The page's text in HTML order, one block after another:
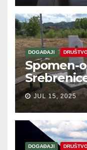
DOGAĐAJI
Spomen-
JUL 15, 2025
DOGAĐAJI